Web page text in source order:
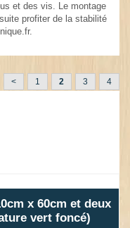
et des vis. Le montage
profiter de la stabilité
< 1 2 3 4
x 60cm et deux
vert foncé)